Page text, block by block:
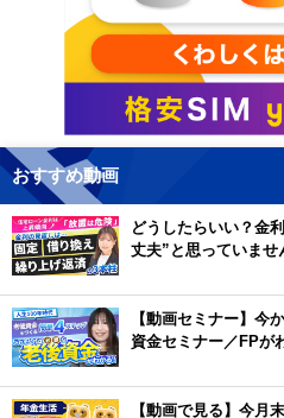
おすすめ動画
どうしたらいい？金
丈夫”と思っていませ
【動画セミナー】今
資金セミナー／FPが
【動画で見る】今月